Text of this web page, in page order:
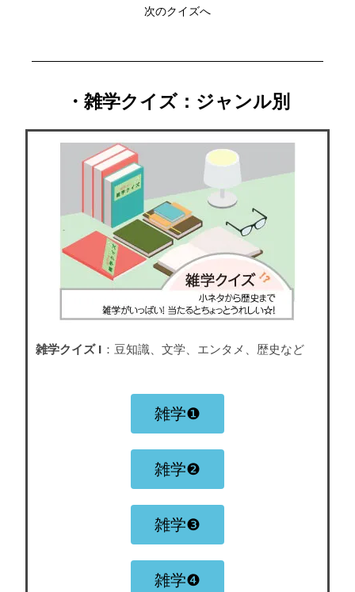
次のクイズへ
・雑学クイズ：ジャンル別
雑学クイズ I ：豆知識、文学、エンタメ、歴史など
雑学❶
雑学❷
雑学❸
雑学❹